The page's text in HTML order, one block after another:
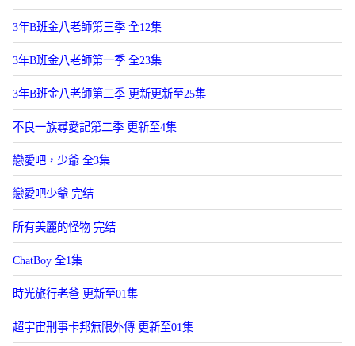
3年B班金八老師第三季 全12集
3年B班金八老師第一季 全23集
3年B班金八老師第二季 更新更新至25集
不良一族尋愛記第二季 更新至4集
戀愛吧，少爺 全3集
戀愛吧少爺 完结
所有美麗的怪物 完结
ChatBoy 全1集
時光旅行老爸 更新至01集
超宇宙刑事卡邦無限外傳 更新至01集